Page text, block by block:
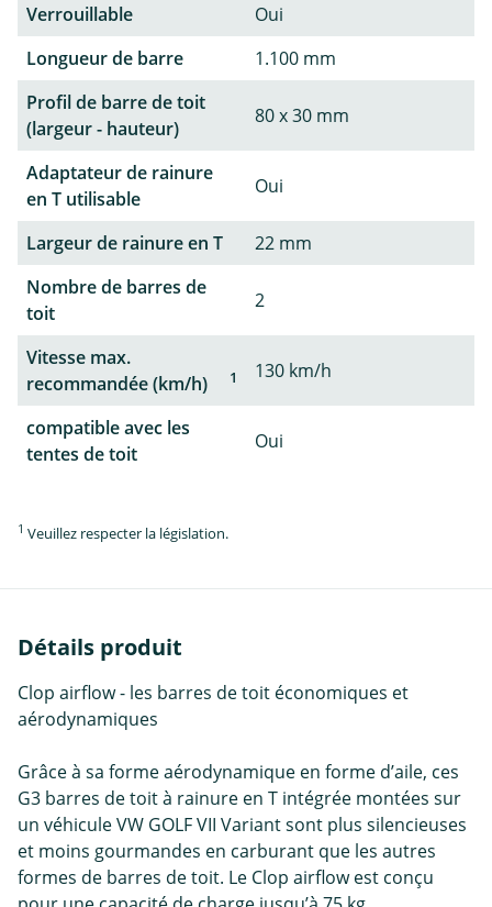
Verrouillable
Oui
Longueur de barre
1.100 mm
Profil de barre de toit
(largeur - hauteur)
80 x 30 mm
Adaptateur de rainure
en T utilisable
Oui
Largeur de rainure en T
22 mm
Nombre de barres de
toit
2
Vitesse max.
recommandée (km/h)
1 130 km/h
compatible avec les
tentes de toit
Oui
1 Veuillez respecter la législation.
Détails produit
Clop airflow - les barres de toit économiques et
aérodynamiques
Grâce à sa forme aérodynamique en forme d’aile, ces
G3 barres de toit à rainure en T intégrée montées sur
un véhicule VW GOLF VII Variant sont plus silencieuses
et moins gourmandes en carburant que les autres
formes de barres de toit. Le Clop airflow est conçu